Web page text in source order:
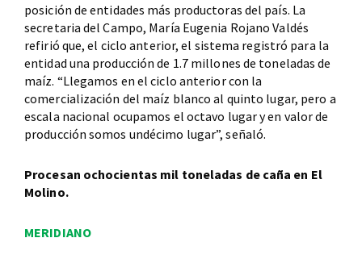
posición de entidades más productoras del país. La
secretaria del Campo, María Eugenia Rojano Valdés
refirió que, el ciclo anterior, el sistema registró para la
entidad una producción de 1.7 millones de toneladas de
maíz. “Llegamos en el ciclo anterior con la
comercialización del maíz blanco al quinto lugar, pero a
escala nacional ocupamos el octavo lugar y en valor de
producción somos undécimo lugar”, señaló.
Procesan ochocientas mil toneladas de caña en El
Molino.
MERIDIANO